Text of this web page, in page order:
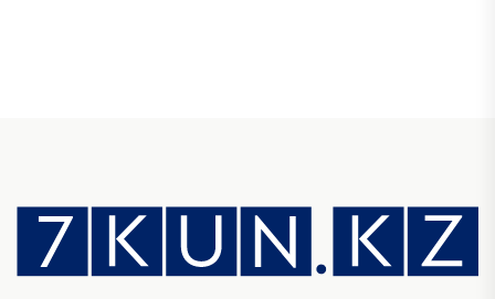
Алматы қалалық МКД мүлікті сатудан алынатын
салық туралы сұрақтарға жауап берді
05 ТАМЫЗ, 2026